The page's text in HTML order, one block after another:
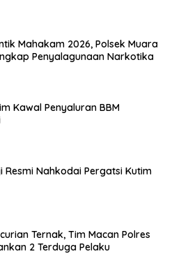
Mahakam 2026, Polsek Muara
Penyalagunaan Narkotika
Kawal Penyaluran BBM
Resmi Nahkodai Pergatsi Kutim
Ternak, Tim Macan Polres
2 Terduga Pelaku